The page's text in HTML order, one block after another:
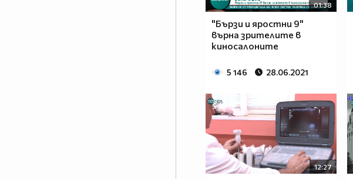
01:38
"Бързи и яростни 9"
върна зрителите в
киносалоните
5 146 28.06.2021
12:27